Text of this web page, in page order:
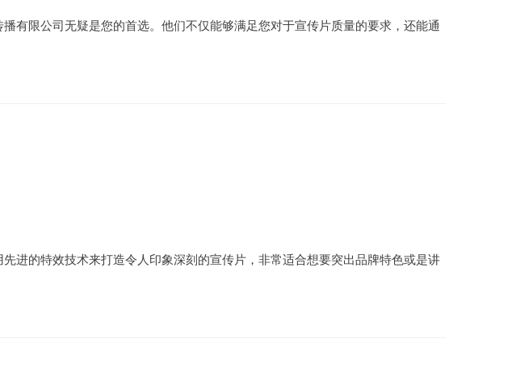
有限公司无疑是您的首选。他们不仅能够满足您对于宣传片质量的要求，还能通
进的特效技术来打造令人印象深刻的宣传片，非常适合想要突出品牌特色或是讲